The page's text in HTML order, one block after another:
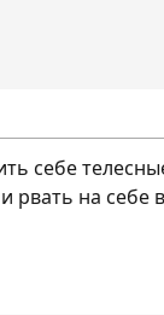
себе
рвать на себе